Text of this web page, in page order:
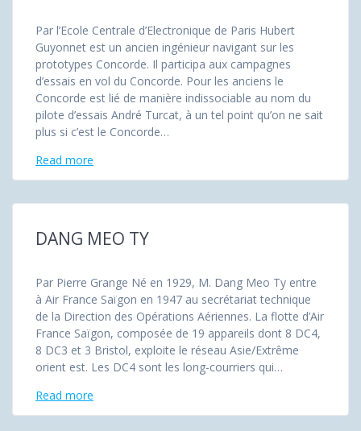
Par l’Ecole Centrale d’Electronique de Paris Hubert
Guyonnet est un ancien ingénieur navigant sur les
prototypes Concorde. Il participa aux campagnes
d’essais en vol du Concorde. Pour les anciens le
Concorde est lié de manière indissociable au nom du
pilote d’essais André Turcat, à un tel point qu’on ne sait
plus si c’est le Concorde…
Read more
DANG MEO TY
Par Pierre Grange Né en 1929, M. Dang Meo Ty entre
à Air France Saïgon en 1947 au secrétariat technique
de la Direction des Opérations Aériennes. La flotte d’Air
France Saïgon, composée de 19 appareils dont 8 DC4,
8 DC3 et 3 Bristol, exploite le réseau Asie/Extrême
orient est. Les DC4 sont les long-courriers qui…
Read more